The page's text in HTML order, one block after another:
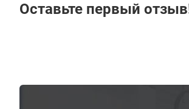
Оставьте первый